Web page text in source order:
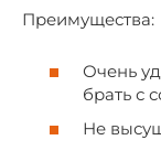
Преимущества:
Очень
брать с
Не